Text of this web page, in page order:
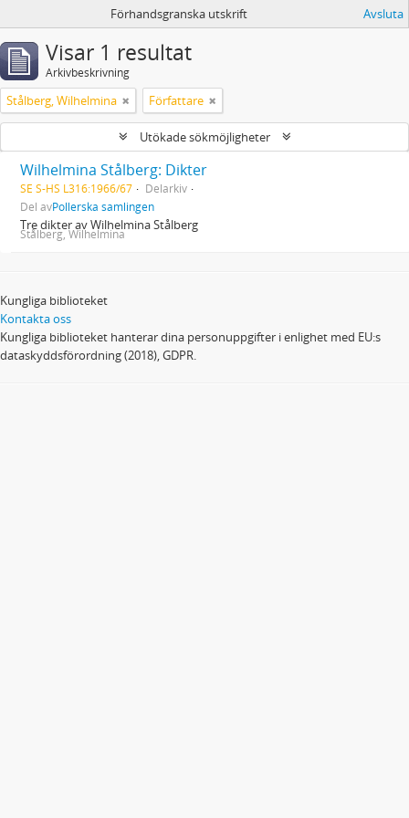
Förhandsgranska utskrift Avsluta
Visar 1 resultat
Arkivbeskrivning
Stålberg, Wilhelmina Författare
Utökade sökmöjligheter
Wilhelmina Stålberg: Dikter
SE S-HS L316:1966/67
Delarkiv
Del avPollerska samlingen
Tre dikter av Wilhelmina Stålberg
Stålberg, Wilhelmina
Kungliga biblioteket
Kontakta oss
Kungliga biblioteket hanterar dina personuppgifter i enlighet med EU:s
dataskyddsförordning (2018), GDPR.